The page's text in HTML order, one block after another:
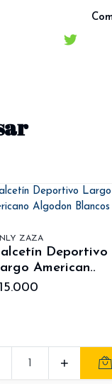
ZAZA
Deportivo
American..
+